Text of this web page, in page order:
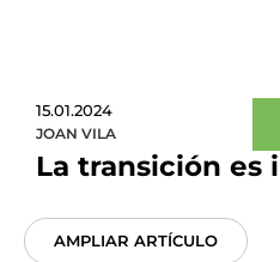
15.01.2024
JOAN VILA
La transición es
AMPLIAR ARTÍCULO